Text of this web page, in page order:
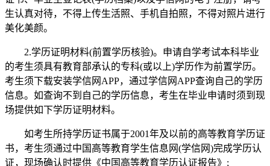
生认真对待，不得上传生活照、手机自拍照，不得对照片进行
美化美颜。
2.学历证明材料(前置学历核验)。申请自学考试本科毕业
的考生须具有教育部承认的专科(或以上)学历作为前置学历。
考生须下载安装学信网APP，通过学信网APP查询自己的学历
信息。如查询不到自己的学历信息，考生在毕业申请时须到现
场提供如下学历证明材料。
如考生所持学历证书属于2001年及以前的高等教育学历证
书，考生须通过中国高等教育学生信息网(学信网)完成学历认
证，现场确认时提供《中国高等教育学历认证报告》;